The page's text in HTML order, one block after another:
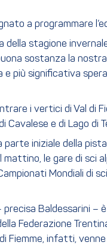
a programmare
stagione
sostanza la nostra
più significativa
i vertici di Val di
e di Lago di
iniziale della
mattino, le gare di sci
Mondiali di
Baldessarini – è
Federazione
infatti, venne